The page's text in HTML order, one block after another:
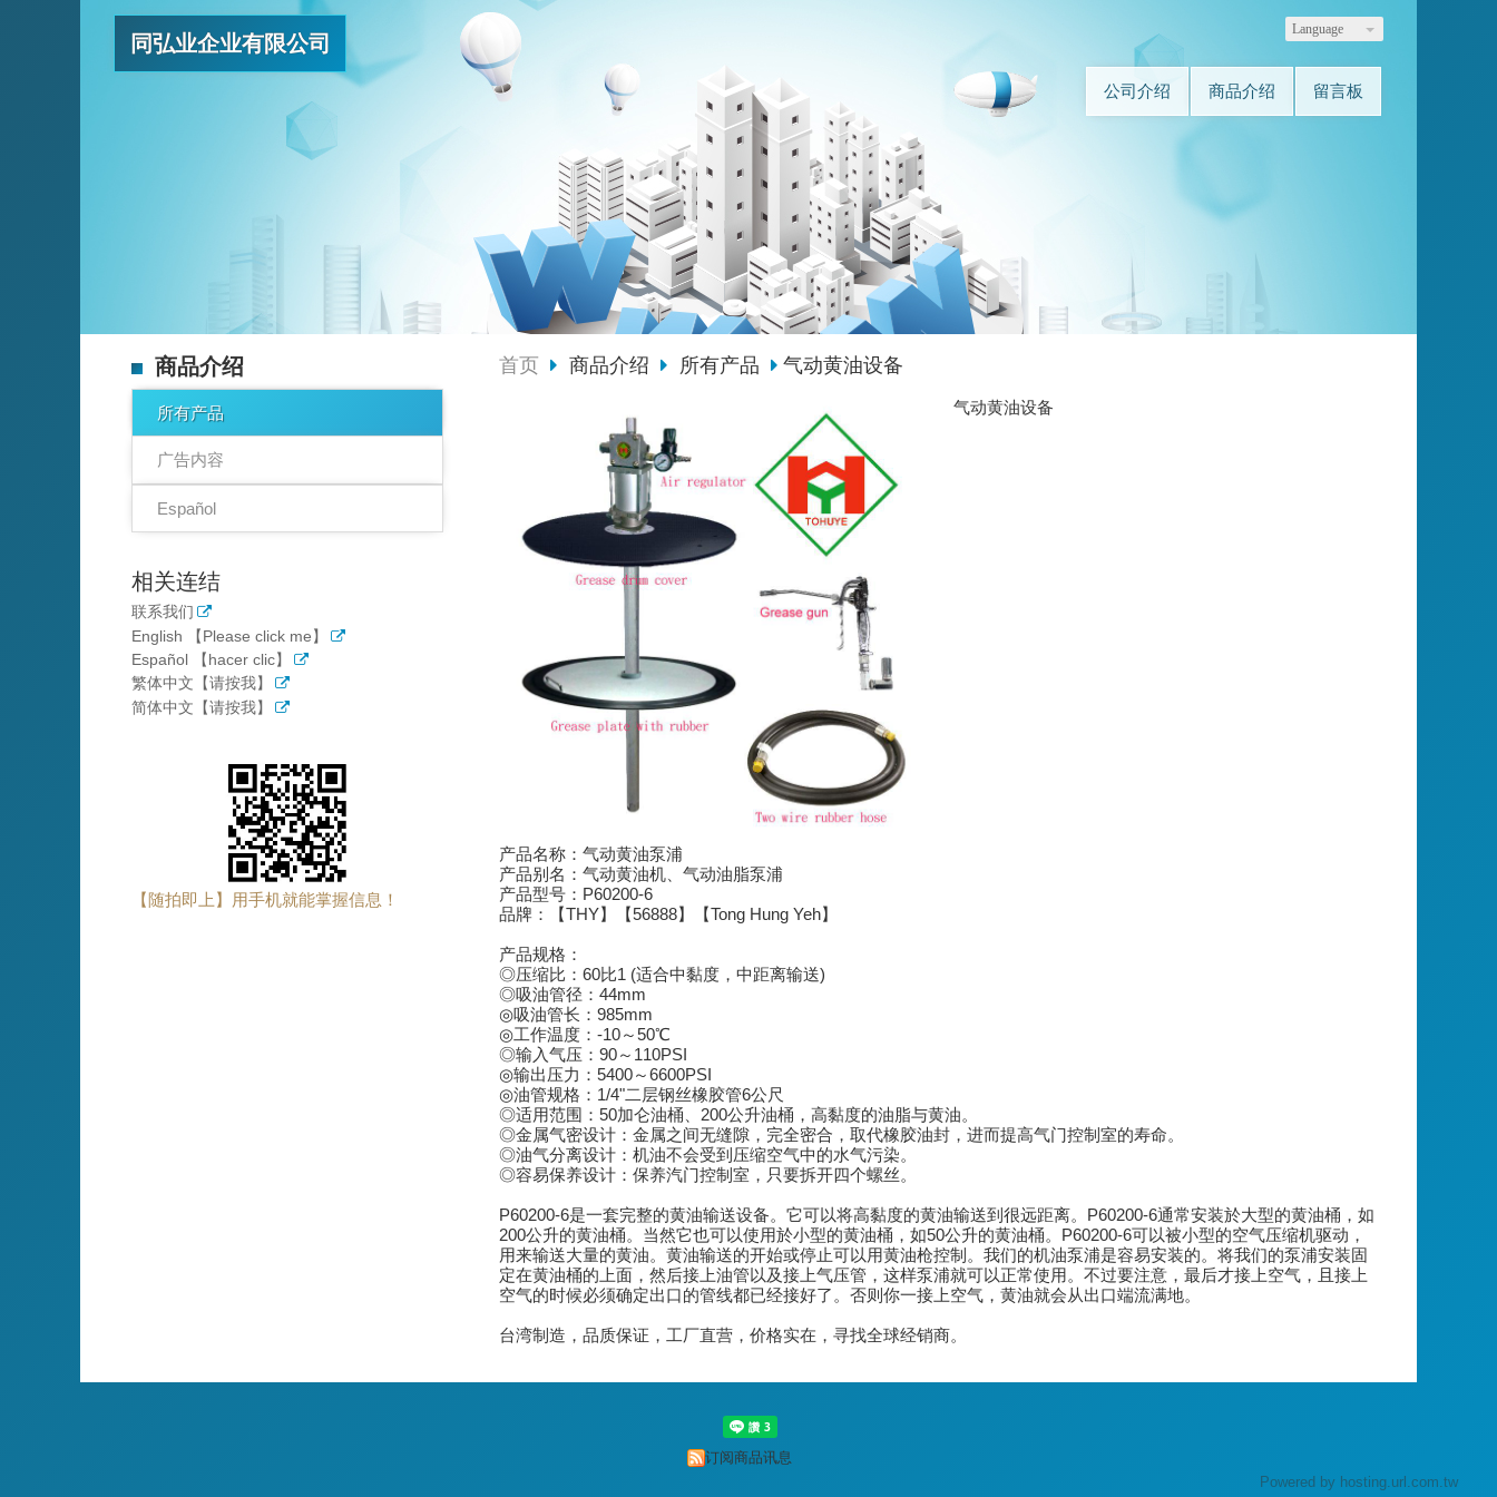
Language
同弘业企业有限公司
公司介绍 商品介绍 留言板
商品介绍
所有产品
广告内容
Español
相关连结
联系我们
English 【Please click me】
Español 【hacer clic】
繁体中文【请按我】
简体中文【请按我】
【随拍即上】用手机就能掌握信息！
首页 商品介绍 所有产品 气动黄油设备
气动黄油设备
产品名称：气动黄油泵浦
产品别名：气动黄油机、气动油脂泵浦
产品型号：P60200-6
品牌：【THY】【56888】【Tong Hung Yeh】
产品规格：
◎压缩比：60比1 (适合中黏度，中距离输送)
◎吸油管径：44mm
◎吸油管长：985mm
◎工作温度：-10～50℃
◎输入气压：90～110PSI
◎输出压力：5400～6600PSI
◎油管规格：1/4"二层钢丝橡胶管6公尺
◎适用范围：50加仑油桶、200公升油桶，高黏度的油脂与黄油。
◎金属气密设计：金属之间无缝隙，完全密合，取代橡胶油封，进而提高气门控制室的寿命。
◎油气分离设计：机油不会受到压缩空气中的水气污染。
◎容易保养设计：保养汽门控制室，只要拆开四个螺丝。
P60200-6是一套完整的黄油输送设备。它可以将高黏度的黄油输送到很远距离。P60200-6通常安装於大型的黄油桶，如
200公升的黄油桶。当然它也可以使用於小型的黄油桶，如50公升的黄油桶。P60200-6可以被小型的空气压缩机驱动，
用来输送大量的黄油。黄油输送的开始或停止可以用黄油枪控制。我们的机油泵浦是容易安装的。将我们的泵浦安装固
定在黄油桶的上面，然后接上油管以及接上气压管，这样泵浦就可以正常使用。不过要注意，最后才接上空气，且接上
空气的时候必须确定出口的管线都已经接好了。否则你一接上空气，黄油就会从出口端流满地。
台湾制造，品质保证，工厂直营，价格实在，寻找全球经销商。
订阅商品讯息
Powered by hosting.url.com.tw